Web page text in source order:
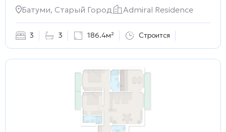
Батуми, Старый Город
Admiral Residence
3 3 186.4м² Строится